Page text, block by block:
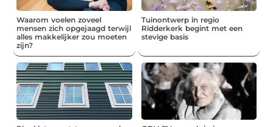
Waarom voelen zoveel
mensen zich opgejaagd terwijl
alles makkelijker zou moeten
zijn?
Tuinontwerp in regio
Ridderkerk begint met een
stevige basis